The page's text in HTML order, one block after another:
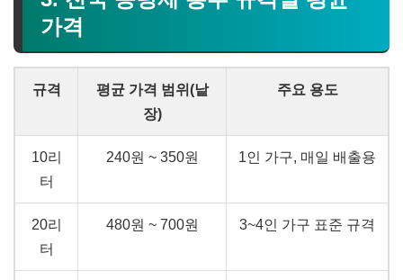
가격
규격
평균 가격 범위(낱
장)
주요 용도
10리
터
240원 ~ 350원 1인 가구, 매일 배출용
20리
터
480원 ~ 700원 3~4인 가구 표준 규격